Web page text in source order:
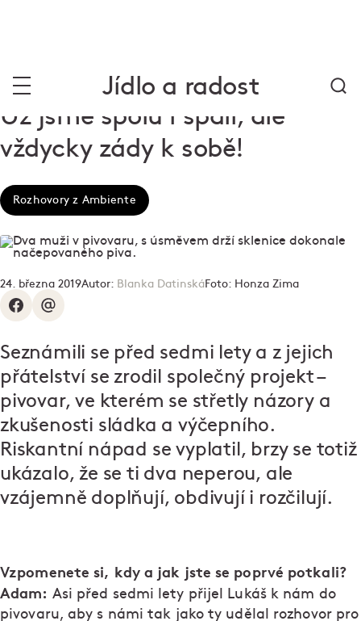
Jídlo a radost
Už jsme spolu i spali, ale
vždycky zády k sobě!
Rozhovory z Ambiente
24. března 2019Autor: Blanka DatinskáFoto: Honza Zima
Seznámili se před sedmi lety a z jejich
přátelství se zrodil společný projekt –
pivovar, ve kterém se střetly názory a
zkušenosti sládka a výčepního.
Riskantní nápad se vyplatil, brzy se totiž
ukázalo, že se ti dva neperou, ale
vzájemně doplňují, obdivují i rozčilují.
Vzpomenete si, kdy a jak jste se poprvé potkali?
Adam: Asi před sedmi lety přijel Lukáš k nám do
pivovaru, aby s námi tak jako ty udělal rozhovor pro